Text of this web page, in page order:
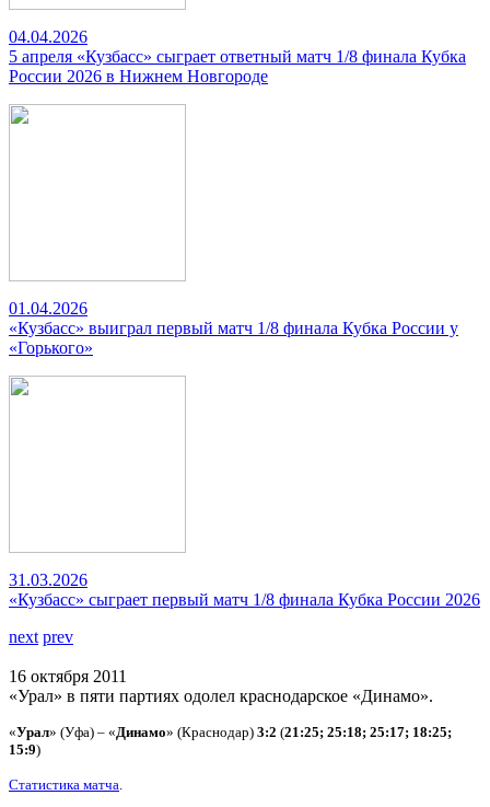
04.04.2026
5 апреля «Кузбасс» сыграет ответный матч 1/8 финала Кубка
России 2026 в Нижнем Новгороде
01.04.2026
«Кузбасс» выиграл первый матч 1/8 финала Кубка России у
«Горького»
31.03.2026
«Кузбасс» сыграет первый матч 1/8 финала Кубка России 2026
next prev
16 октября 2011
«Урал» в пяти партиях одолел краснодарское «Динамо».
«Урал» (Уфа) – «Динамо» (Краснодар) 3:2 (21:25; 25:18; 25:17; 18:25;
15:9)
Статистика матча.